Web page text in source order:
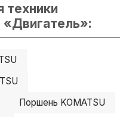
техники
«Двигатель»:
Поршень KOMATSU